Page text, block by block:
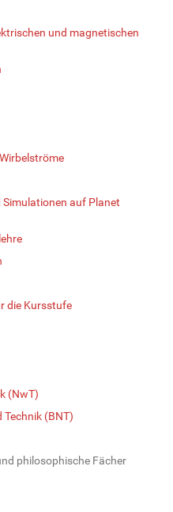
und magnetischen
Simulationen auf Planet
die Kursstufe
(NwT)
(BNT)
philosophische Fächer